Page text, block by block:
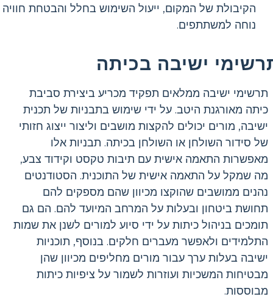
הקיבולת של המקום, ייעול השימוש בחלל והבטחת חוויה
נוחה למשתתפים.
ישיבה בכיתה
תרשימי ישיבה ממלאים תפקיד מכריע ביצירת סביבת
כיתה מאורגנת היטב. על ידי שימוש בתבניות של תכנית
ישיבה, מורים יכולים להקצות מושבים וליצור ייצוג חזותי
של סידור השולחן או השולחן בכיתה. תבניות אלו
מאפשרות התאמה אישית עם תיבות טקסט וקידוד צבע,
מה שמקל על התאמה אישית של התוכנית. הסטודנטים
נהנים ממושבים שהוקצו מכיוון שהם מספקים להם
תחושת ביטחון ובעלות על המרחב המיועד להם. הם גם
תומכים בניהול כיתות על ידי סיוע למורים לשנן את שמות
התלמידים ולאפשר מעברים חלקים. בנוסף, תוכניות
ישיבה בעלות ערך עבור מורים מחליפים מכיוון שהן
מבטיחות המשכיות ועוזרות לשמור על ציפיות כיתות
מבוססות.